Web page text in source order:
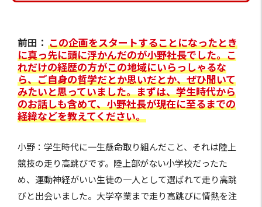
前田： この企画をスタートすることになったとき
に真っ先に頭に浮かんだのが小野社長でした。こ
れだけの経歴の方がこの地域にいらっしゃるな
ら、ご自身の哲学だとか思いだとか、ぜひ聞いて
みたいと思っていました。まずは、学生時代から
のお話しも含めて、小野社長が現在に至るまでの
経緯などを教えてください。
小野：学生時代に一生懸命取り組んだこと、それは陸上
競技の走り高跳びです。陸上部がない小学校だったた
め、運動神経がいい生徒の一人として選ばれて走り高跳
びと出会いました。大学卒業まで走り高跳びに情熱を注